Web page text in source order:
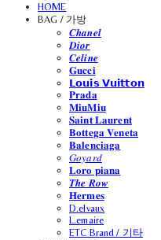
HOME
BAG / 가방
𝑪𝒉𝒂𝒏𝒆𝒍
𝑫𝒊𝒐𝒓
𝑪𝒆𝒍𝒊𝒏𝒆
𝐆𝐮𝐜𝐜𝐢
𝗟𝗼𝘂𝗶𝘀 𝗩𝘂𝗶𝘁𝘁𝗼𝗻
𝐏𝐫𝐚𝐝𝐚
𝐌𝐢𝐮𝐌𝐢𝐮
𝐒𝐚𝐢𝐧𝐭 𝐋𝐚𝐮𝐫𝐞𝐧𝐭
𝐁𝐨𝐭𝐭𝐞𝐠𝐚 𝐕𝐞𝐧𝐞𝐭𝐚
𝐁𝐚𝐥𝐞𝐧𝐜𝐢𝐚𝐠𝐚
𝐺𝑜𝑦𝑎𝑟𝑑
𝐋𝐨𝐫𝐨 𝐩𝐢𝐚𝐧𝐚
𝑻𝒉𝒆 𝑹𝒐𝒘
𝐇𝐞𝐫𝐦𝐞𝐬
D.elvaux
L.emaire
ETC Brand / 기타